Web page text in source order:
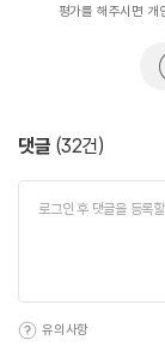
평가를 해주시면 개
댓글 (32건)
유의사항